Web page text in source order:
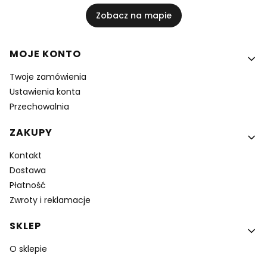
Zobacz na mapie
Linki w stopce
MOJE KONTO
Twoje zamówienia
Ustawienia konta
Przechowalnia
ZAKUPY
Kontakt
Dostawa
Płatność
Zwroty i reklamacje
SKLEP
O sklepie